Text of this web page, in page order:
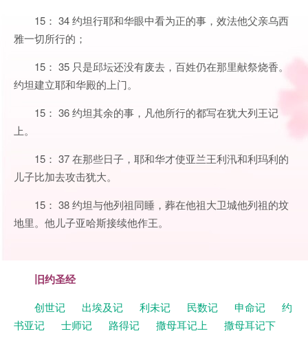
15： 34 约坦行耶和华眼中看为正的事，效法他父亲乌西
雅一切所行的；
15： 35 只是邱坛还没有废去，百姓仍在那里献祭烧香。
约坦建立耶和华殿的上门。
15： 36 约坦其余的事，凡他所行的都写在犹大列王记
上。
15： 37 在那些日子，耶和华才使亚兰王利汛和利玛利的
儿子比加去攻击犹大。
15： 38 约坦与他列祖同睡，葬在他祖大卫城他列祖的坟
地里。他儿子亚哈斯接续他作王。
旧约圣经
创世记 出埃及记 利未记 民数记 申命记
约
书亚记
士师记 路得记 撒母耳记上
撒母耳记下